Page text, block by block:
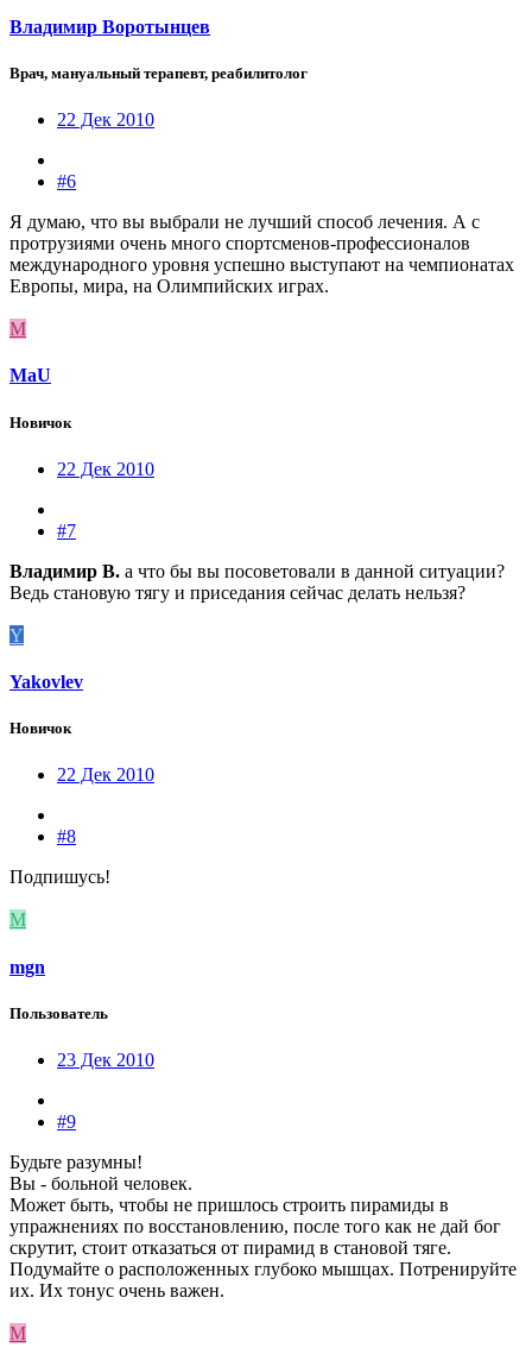
Владимир Воротынцев
Врач, мануальный терапевт, реабилитолог
22 Дек 2010
#6
Я думаю, что вы выбрали не лучший способ лечения. А с
протрузиями очень много спортсменов-профессионалов
международного уровня успешно выступают на чемпионатах
Европы, мира, на Олимпийских играх.
M
MaU
Новичок
22 Дек 2010
#7
Владимир В. а что бы вы посоветовали в данной ситуации?
Ведь становую тягу и приседания сейчас делать нельзя?
Y
Yakovlev
Новичок
22 Дек 2010
#8
Подпишусь!
M
mgn
Пользователь
23 Дек 2010
#9
Будьте разумны!
Вы - больной человек.
Может быть, чтобы не пришлось строить пирамиды в
упражнениях по восстановлению, после того как не дай бог
скрутит, стоит отказаться от пирамид в становой тяге.
Подумайте о расположенных глубоко мышцах. Потренируйте
их. Их тонус очень важен.
M